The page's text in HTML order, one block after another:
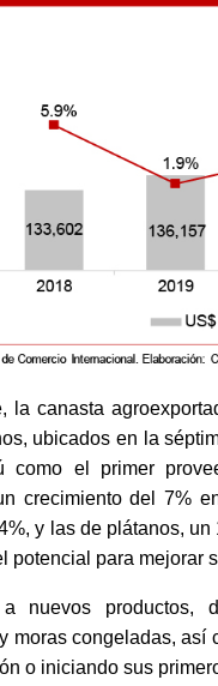
la canasta
ubicados en la
como el primer
crecimiento del 7%
y las de plátanos,
potencial para mejorar
nuevos productos,
moras congeladas, así
o iniciando sus